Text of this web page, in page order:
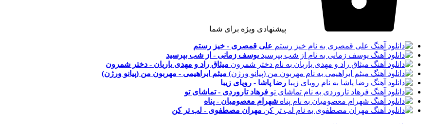
پیشنهادی ویژه برای شما
علی قمصری - خیز رستم
یوسف زمانی - از شب بپرسید
میثاق راد و مهدی یاریان - دختر شمرون
میثم ابراهیمی - مهربون من (پیانو ورژن)
رضا پاشا - رویای زیبا
فرهاد تاروردی - تماشای تو
شهرام معصومیان - پناه
مهران مصطفوی - لب تر کن